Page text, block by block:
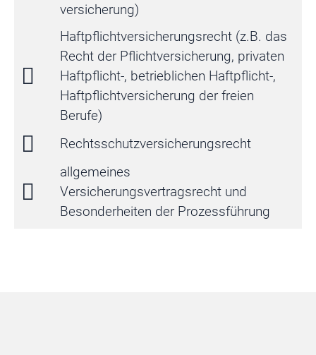
versicherung)
Haftpflicht­versicherungsrecht (z.B. das
Recht der Pflichtversicherung, privaten
Haftpflicht-, betrieblichen Haftpflicht-,
Haftpflichtversicherung der freien
Berufe)
Rechtsschutz­versicherungsrecht
allgemeines
Versicherungsvertragsrecht und
Besonderheiten der Prozessführung